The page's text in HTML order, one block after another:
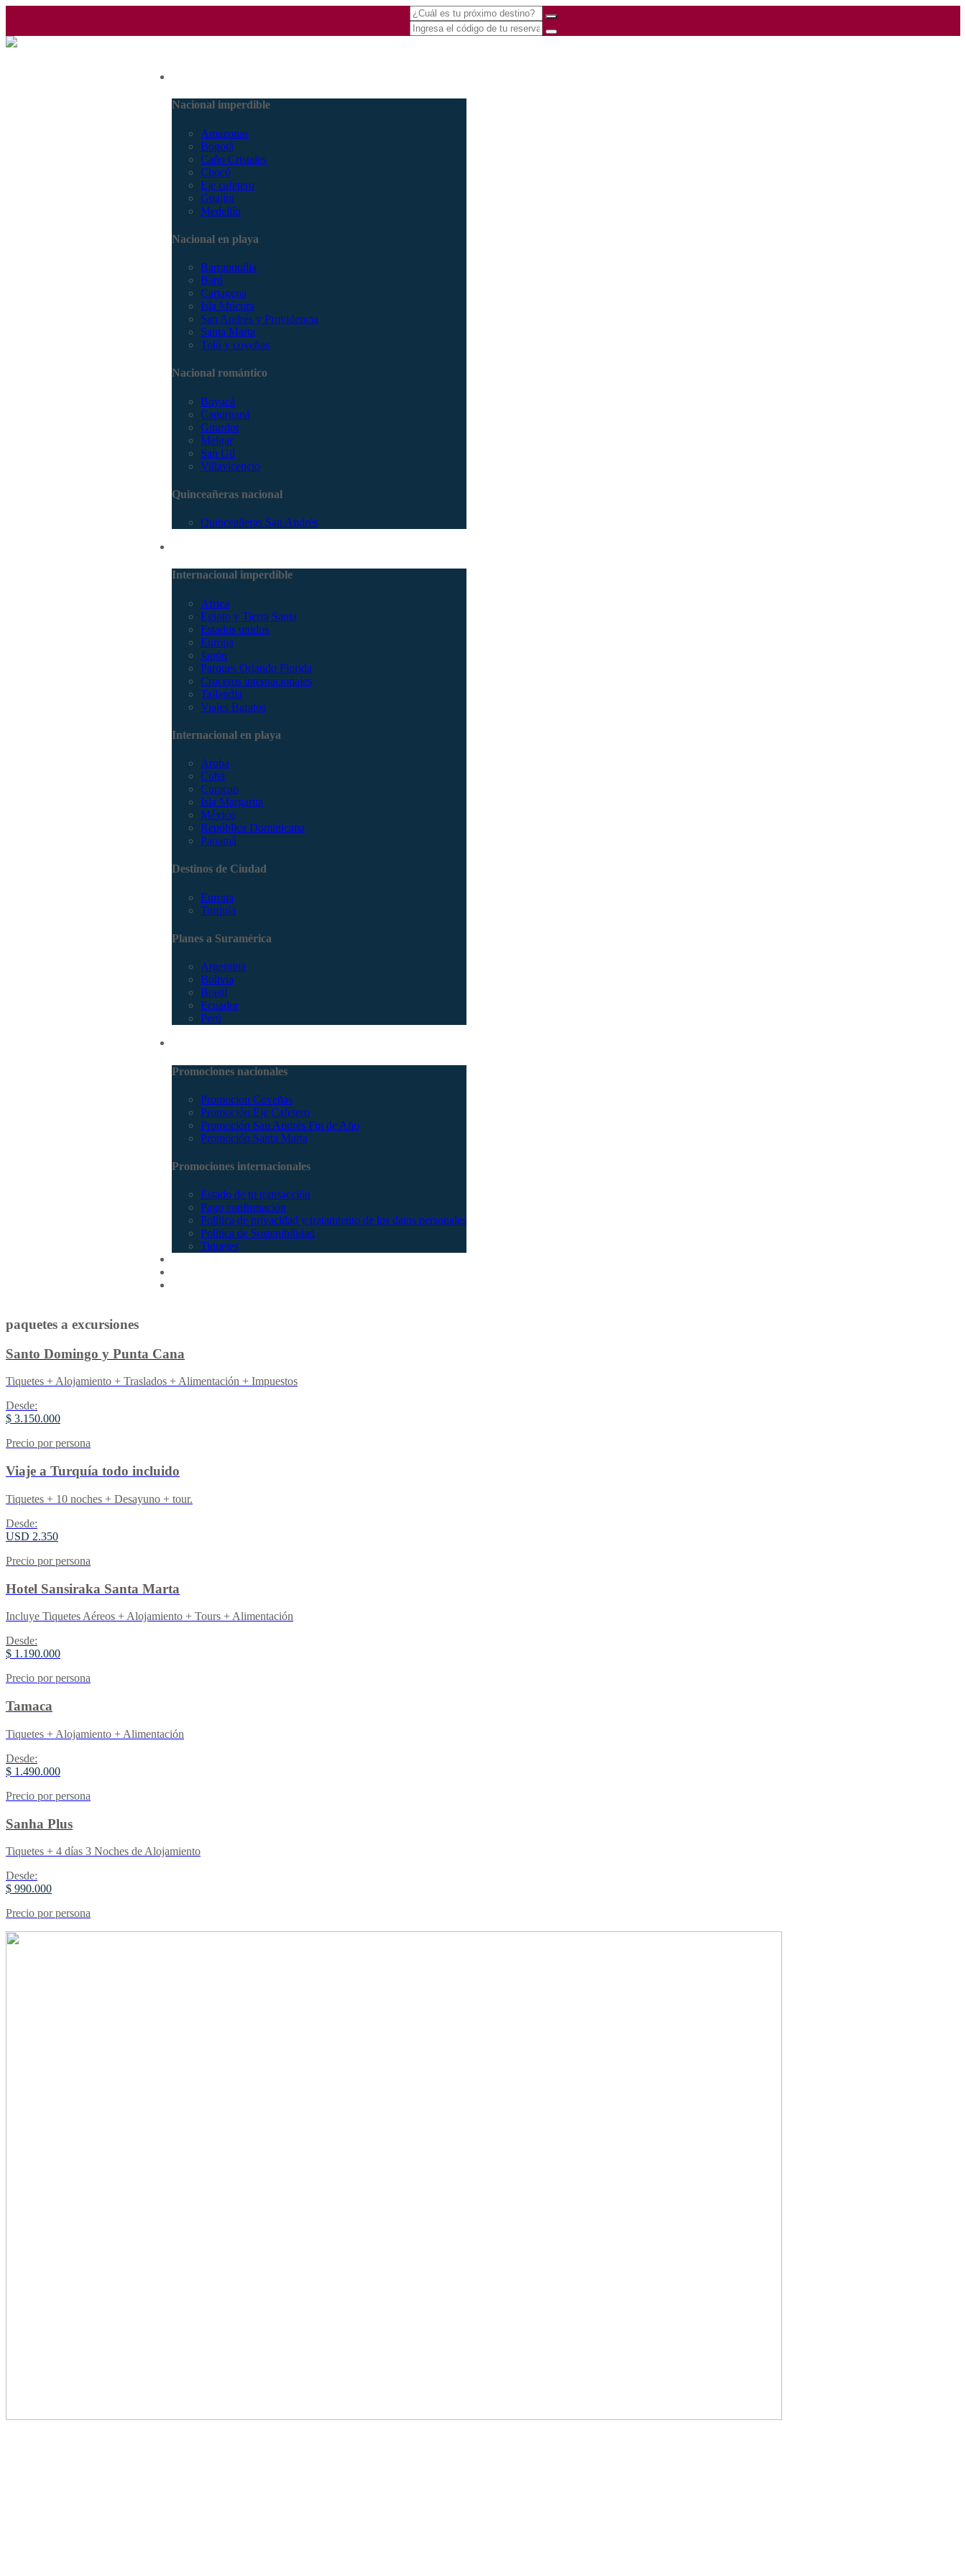
Nacional imperdible
Amazonas
Bogotá
Caño Cristales
Chocó
Eje cafetero
Guajira
Medellín
Nacional en playa
Barranquilla
Barú
Cartagena
Isla Múcura
San Andrés y Providencia
Santa Marta
Tolú y coveñas
Nacional romántico
Boyacá
Capurganá
Girardot
Melgar
San Gil
Villavicencio
Quinceañeras nacional
Quinceañeras San Andrés
Internacional imperdible
Africa
Egipto y Tierra Santa
Estados unidos
Europa
Japón
Parques Orlando Florida
Cruceros internacionales
Tailandia
Viajes Baratos
Internacional en playa
Aruba
Cuba
Curacao
Isla Margarita
México
República Dominicana
Panamá
Destinos de Ciudad
Europa
Turquía
Planes a Suramérica
Argentina
Bolivia
Brasil
Ecuador
Perú
Promociones nacionales
Promocion Coveñas
Promoción Eje Cafetero
Promoción San Andrés Fin de Año
Promoción Santa Marta
Promociones internacionales
Estado de tu transacción
Pago confirmación
Política de privacidad y tratamiento de los datos personales
Política de Sostenibilidad
Tiquetes
paquetes a excursiones
Santo Domingo y Punta Cana
Tiquetes + Alojamiento + Traslados + Alimentación + Impuestos
Desde:
$ 3.150.000
Precio por persona
Viaje a Turquía todo incluido
Tiquetes + 10 noches + Desayuno + tour.
Desde:
USD 2.350
Precio por persona
Hotel Sansiraka Santa Marta
Incluye Tiquetes Aéreos + Alojamiento + Tours + Alimentación
Desde:
$ 1.190.000
Precio por persona
Tamaca
Tiquetes + Alojamiento + Alimentación
Desde:
$ 1.490.000
Precio por persona
Sanha Plus
Tiquetes + 4 días 3 Noches de Alojamiento
Desde:
$ 990.000
Precio por persona